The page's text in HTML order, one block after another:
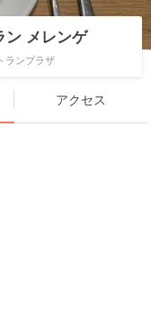
ン メレンゲ
ランプラザ
アクセス